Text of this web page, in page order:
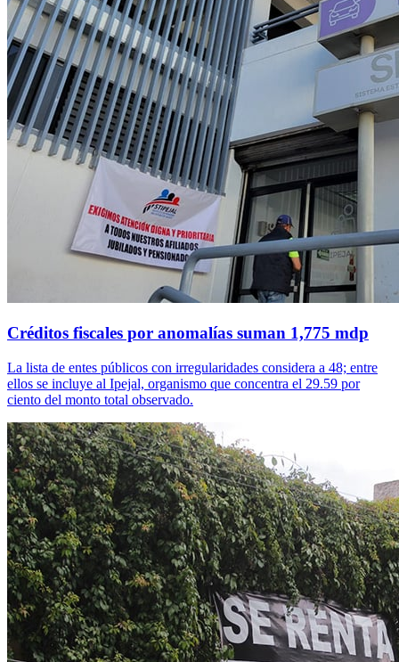
Créditos fiscales por anomalías suman 1,775 mdp
La lista de entes públicos con irregularidades considera a 48; entre
ellos se incluye al Ipejal, organismo que concentra el 29.59 por
ciento del monto total observado.